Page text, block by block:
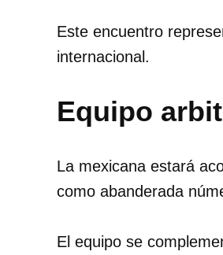
Este encuentro
internacional.
Equipo
La mexicana estará
como abanderada
El equipo se